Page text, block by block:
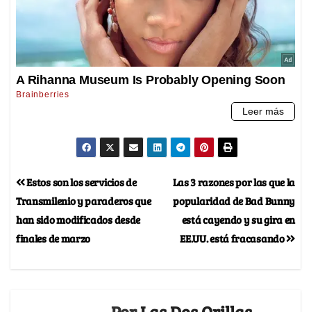
Las 3 razones por las que la
popularidad de Bad Bunny
está cayendo y su gira en
EE.UU. está fracasando
Estos son los servicios de
Transmilenio y paraderos que
han sido modificados desde
finales de marzo